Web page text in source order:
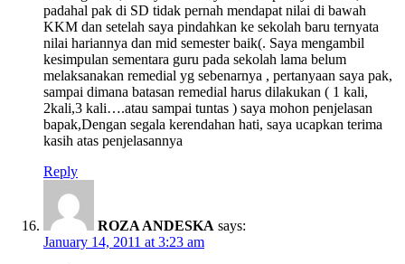
padahal pak di SD tidak pernah mendapat nilai di bawah
KKM dan setelah saya pindahkan ke sekolah baru ternyata
nilai hariannya dan mid semester baik(. Saya mengambil
kesimpulan sementara guru pada sekolah lama belum
melaksanakan remedial yg sebenarnya , pertanyaan saya pak,
sampai dimana batasan remedial harus dilakukan ( 1 kali,
2kali,3 kali….atau sampai tuntas ) saya mohon penjelasan
bapak,Dengan segala kerendahan hati, saya ucapkan terima
kasih atas penjelasannya
Reply
ROZA ANDESKA says:
January 14, 2011 at 3:23 am